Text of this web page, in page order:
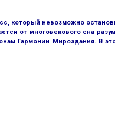
который невозможно
от многовекового сна
Гармонии Мироздания. В